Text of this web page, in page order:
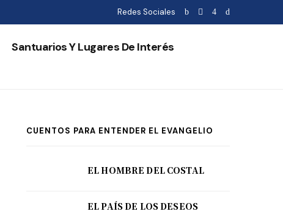
Redes Sociales
Santuarios Y Lugares De Interés
CUENTOS PARA ENTENDER EL EVANGELIO
EL HOMBRE DEL COSTAL
EL PAÍS DE LOS DESEOS